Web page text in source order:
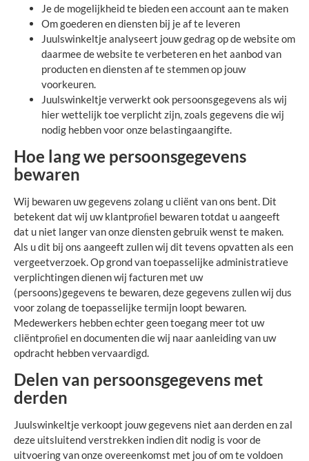
Je de mogelijkheid te bieden een account aan te maken
Om goederen en diensten bij je af te leveren
Juulswinkeltje analyseert jouw gedrag op de website om
daarmee de website te verbeteren en het aanbod van
producten en diensten af te stemmen op jouw
voorkeuren.
Juulswinkeltje verwerkt ook persoonsgegevens als wij
hier wettelijk toe verplicht zijn, zoals gegevens die wij
nodig hebben voor onze belastingaangifte.
Hoe lang we persoonsgegevens
bewaren
Wij bewaren uw gegevens zolang u cliënt van ons bent. Dit
betekent dat wij uw klantproﬁel bewaren totdat u aangeeft
dat u niet langer van onze diensten gebruik wenst te maken.
Als u dit bij ons aangeeft zullen wij dit tevens opvatten als een
vergeetverzoek. Op grond van toepasselijke administratieve
verplichtingen dienen wij facturen met uw
(persoons)gegevens te bewaren, deze gegevens zullen wij dus
voor zolang de toepasselijke termijn loopt bewaren.
Medewerkers hebben echter geen toegang meer tot uw
cliëntproﬁel en documenten die wij naar aanleiding van uw
opdracht hebben vervaardigd.
Delen van persoonsgegevens met
derden
Juulswinkeltje verkoopt jouw gegevens niet aan derden en zal
deze uitsluitend verstrekken indien dit nodig is voor de
uitvoering van onze overeenkomst met jou of om te voldoen